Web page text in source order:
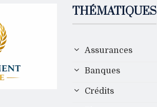
THÉMATIQUES
Assurances
Banques
Crédits